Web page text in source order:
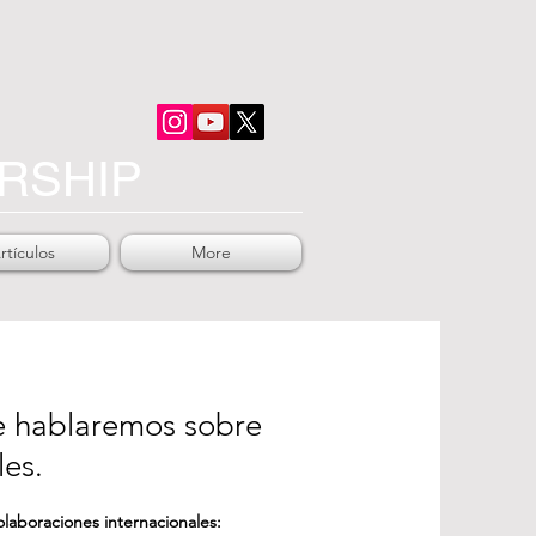
More
hablaremos sobre
internacionales: